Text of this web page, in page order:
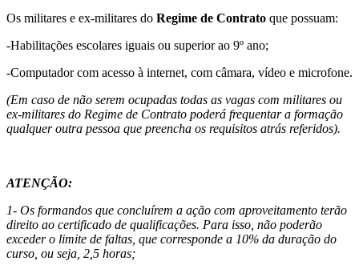
Os militares e ex-militares do Regime de Contrato que possuam:
-Habilitações escolares iguais ou superior ao 9º ano;
-Computador com acesso à internet, com câmara, vídeo e microfone.
(Em caso de não serem ocupadas todas as vagas com militares ou
ex-militares do Regime de Contrato poderá frequentar a formação
qualquer outra pessoa que preencha os requisitos atrás referidos).
ATENÇÃO:
1- Os formandos que concluírem a ação com aproveitamento terão
direito ao certificado de qualificações. Para isso, não poderão
exceder o limite de faltas, que corresponde a 10% da duração do
curso, ou seja, 2,5 horas;